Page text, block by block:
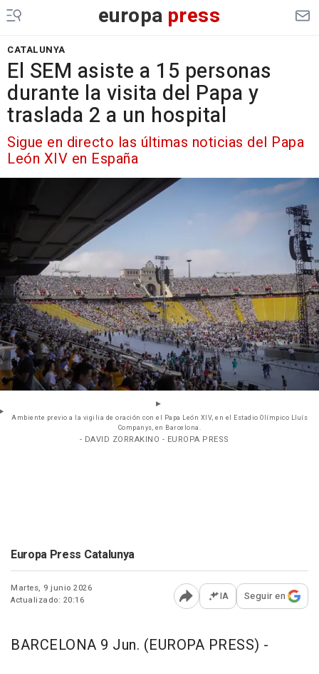
europa press
CATALUNYA
El SEM asiste a 15 personas
durante la visita del Papa y
traslada 2 a un hospital
Sigue en directo las últimas noticias del Papa
León XIV en España
Ambiente previo a la vigilia de oración con el Papa León XIV, en el Estadio Olímpico Lluís
Companys, en Barcelona.
- DAVID ZORRAKINO - EUROPA PRESS
Europa Press Catalunya
Martes, 9 junio 2026
Actualizado: 20:16
Abrir opciones para
IA Seguir en
BARCELONA 9 Jun. (EUROPA PRESS) -